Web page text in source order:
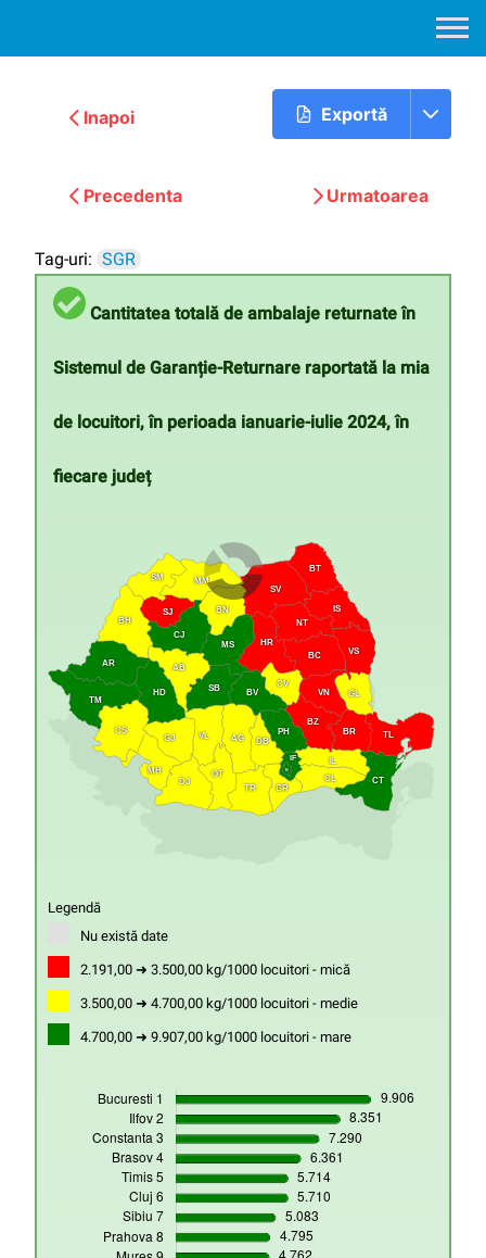
Inapoi Exportă
Precedenta Urmatoarea
Tag-uri: SGR
Cantitatea totală de ambalaje returnate în
Sistemul de Garanție-Returnare raportată la mia
de locuitori, în perioada ianuarie-iulie 2024, în
fiecare județ
AR
BH
CS PH
IF
TM
BT
GL
BZ
BR TL
CT
GR
DB
IS
NT
SJ
SM
AG
SB
VL
BV
CV
HR
MM
MS
CJ
HD
AB
BN
VN
VS
DJ
GJ
MH
BC
OT
TR
B
CL
SV
IL
Legendă
Nu există date
2.191,00 ➜ 3.500,00 kg/1000 locuitori - mică
3.500,00 ➜ 4.700,00 kg/1000 locuitori - medie
4.700,00 ➜ 9.907,00 kg/1000 locuitori - mare